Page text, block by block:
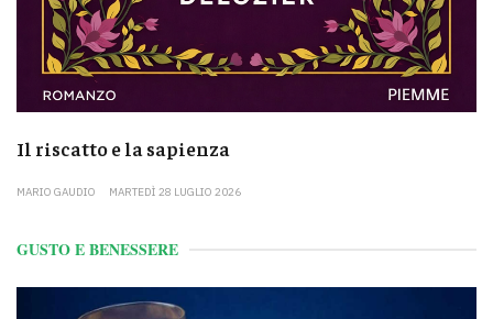
Il riscatto e la sapienza
MARIO GAUDIO MARTEDÌ 28 LUGLIO 2026
GUSTO E BENESSERE